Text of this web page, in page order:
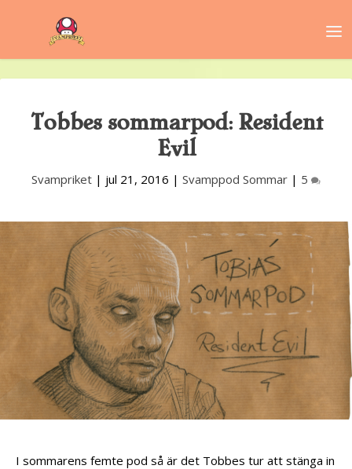
Tobbes sommarpod: Resident
Evil
Svampriket | jul 21, 2016 | Svamppod Sommar | 5
I sommarens femte pod så är det Tobbes tur att stänga in